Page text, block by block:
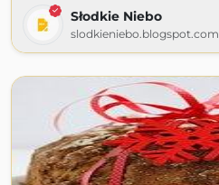
Słodkie Niebo
slodkieniebo.blogspot.com